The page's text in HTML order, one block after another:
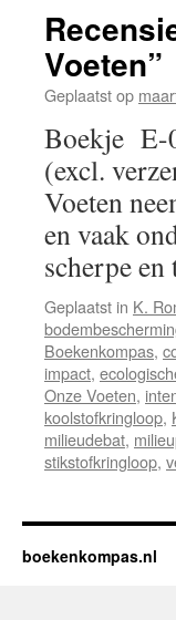
Voeten”
Geplaatst op
Boekje E-
(excl.
Voeten
en vaak
scherpe
Geplaatst in K.
Boekenkompas,
impact,
Onze Voeten,
koolstofkringloop,
milieudebat,
stikstofkringloop,
boekenkompas.nl